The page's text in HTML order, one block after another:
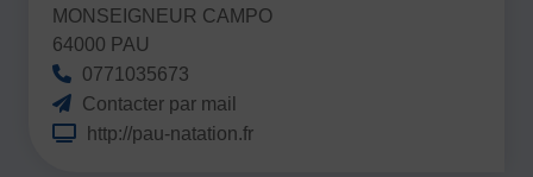
MONSEIGNEUR CAMPO
64000 PAU
0771035673
Contacter par mail
http://pau-natation.fr